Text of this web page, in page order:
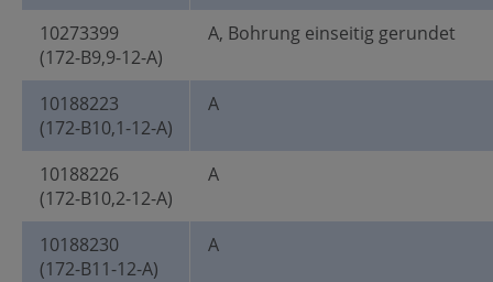
10273399
(172-B9,9-12-A)
A, Bohrung einseitig gerundet
10188223
(172-B10,1-12-A)
A
10188226
(172-B10,2-12-A)
A
10188230
(172-B11-12-A)
A